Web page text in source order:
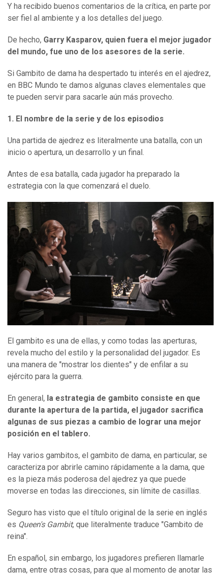
Y ha recibido buenos comentarios de la crítica, en parte por
ser fiel al ambiente y a los detalles del juego.
De hecho, Garry Kasparov, quien fuera el mejor jugador
del mundo, fue uno de los asesores de la serie.
Si Gambito de dama ha despertado tu interés en el ajedrez,
en BBC Mundo te damos algunas claves elementales que
te pueden servir para sacarle aún más provecho.
1. El nombre de la serie y de los episodios
Una partida de ajedrez es literalmente una batalla, con un
inicio o apertura, un desarrollo y un final.
Antes de esa batalla, cada jugador ha preparado la
estrategia con la que comenzará el duelo.
El gambito es una de ellas, y como todas las aperturas,
revela mucho del estilo y la personalidad del jugador. Es
una manera de "mostrar los dientes" y de enfilar a su
ejército para la guerra.
En general, la estrategia de gambito consiste en que
durante la apertura de la partida, el jugador sacrifica
algunas de sus piezas a cambio de lograr una mejor
posición en el tablero.
Hay varios gambitos, el gambito de dama, en particular, se
caracteriza por abrirle camino rápidamente a la dama, que
es la pieza más poderosa del ajedrez ya que puede
moverse en todas las direcciones, sin límite de casillas.
Seguro has visto que el título original de la serie en inglés
es Queen's Gambit, que literalmente traduce "Gambito de
reina".
En español, sin embargo, los jugadores prefieren llamarle
dama, entre otras cosas, para que al momento de anotar las